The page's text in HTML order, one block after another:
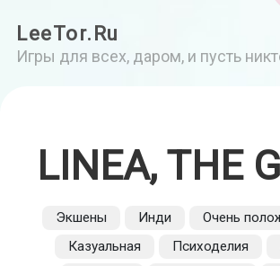
LeeTor.Ru
Игры для всех, даром, и пусть
LINEA, THE
Экшены Инди
Очень
Казуальная
Психоделия